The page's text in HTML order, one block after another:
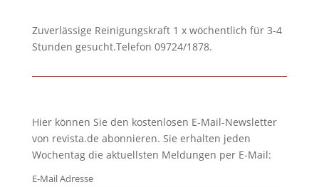
Zuverlässige Reinigungskraft 1 x wöchentlich für 3-4
Stunden gesucht.Telefon 09724/1878.
Hier können Sie den kostenlosen E-Mail-Newsletter
von revista.de abonnieren. Sie erhalten jeden
Wochentag die aktuellsten Meldungen per E-Mail:
E-Mail Adresse